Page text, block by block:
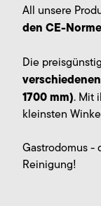
All unsere
den CE-
Die
1700 mm). Mit
kleinsten
Gastrodomus -
Reinigung!